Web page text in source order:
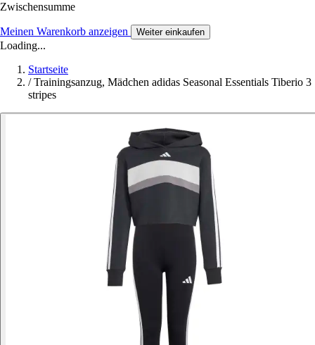
Zwischensumme
Meinen Warenkorb anzeigen Weiter einkaufen
Loading...
Startseite
/ Trainingsanzug, Mädchen adidas Seasonal Essentials Tiberio 3
stripes